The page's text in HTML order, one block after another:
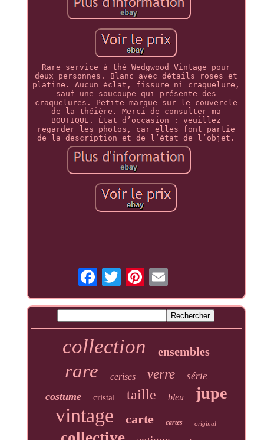
Rare service à thé Wedgwood Vintage pour
deux personnes. Blanc avec détails roses et
platine. Aucun éclat, fissure ni craquelure,
sauf une soucoupe qui présente des
craquelures. Petite marque sur le couvercle
de la théière. Merci de consulter ma
BOUTIQUE. État d’occasion : veuillez
regarder les photos, car elles font partie
de la description et de l’état de l’objet.
collection ensembles
rare cerises verre série
costume cristal taille bleu jupe
vintage carte cartes original